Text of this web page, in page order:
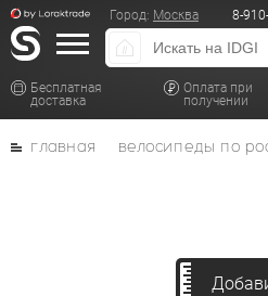
Город: Москва 8-
Бесплатная
доставка
Оплата при
получении
главная велосипеды по